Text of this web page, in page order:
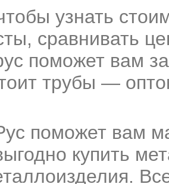
узнать
сравнивать
поможет вам
трубы —
поможет вам
купить